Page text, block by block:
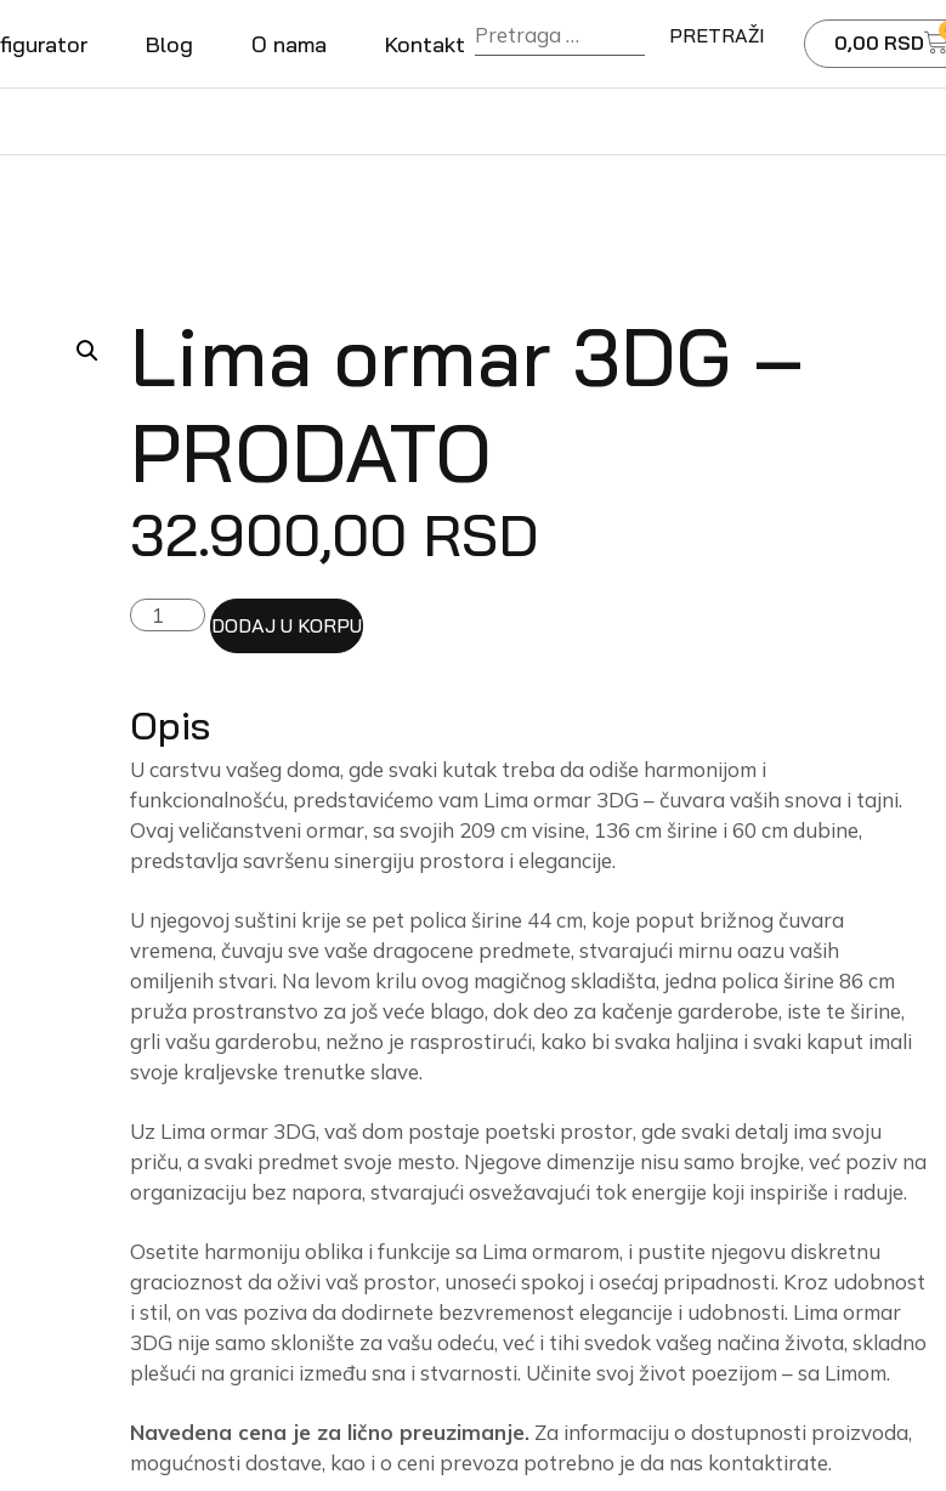
Blog O nama Kontakt 0,00 RSD
Lima ormar 3DG –
PRODATO
32.900,00 RSD
DODAJ U KORPU
Opis
U carstvu vašeg doma, gde svaki kutak treba da odiše harmonijom i
funkcionalnošću, predstavićemo vam Lima ormar 3DG – čuvara vaših snova i tajni.
Ovaj veličanstveni ormar, sa svojih 209 cm visine, 136 cm širine i 60 cm dubine,
predstavlja savršenu sinergiju prostora i elegancije.
U njegovoj suštini krije se pet polica širine 44 cm, koje poput brižnog čuvara
vremena, čuvaju sve vaše dragocene predmete, stvarajući mirnu oazu vaših
omiljenih stvari. Na levom krilu ovog magičnog skladišta, jedna polica širine 86 cm
pruža prostranstvo za još veće blago, dok deo za kačenje garderobe, iste te širine,
grli vašu garderobu, nežno je rasprostirući, kako bi svaka haljina i svaki kaput imali
svoje kraljevske trenutke slave.
Uz Lima ormar 3DG, vaš dom postaje poetski prostor, gde svaki detalj ima svoju
priču, a svaki predmet svoje mesto. Njegove dimenzije nisu samo brojke, već poziv na
organizaciju bez napora, stvarajući osvežavajući tok energije koji inspiriše i raduje.
Osetite harmoniju oblika i funkcije sa Lima ormarom, i pustite njegovu diskretnu
gracioznost da oživi vaš prostor, unoseći spokoj i osećaj pripadnosti. Kroz udobnost
i stil, on vas poziva da dodirnete bezvremenost elegancije i udobnosti. Lima ormar
3DG nije samo sklonište za vašu odeću, već i tihi svedok vašeg načina života, skladno
plešući na granici između sna i stvarnosti. Učinite svoj život poezijom – sa Limom.
Navedena cena je za lično preuzimanje. Za informaciju o dostupnosti proizvoda,
mogućnosti dostave, kao i o ceni prevoza potrebno je da nas kontaktirate.